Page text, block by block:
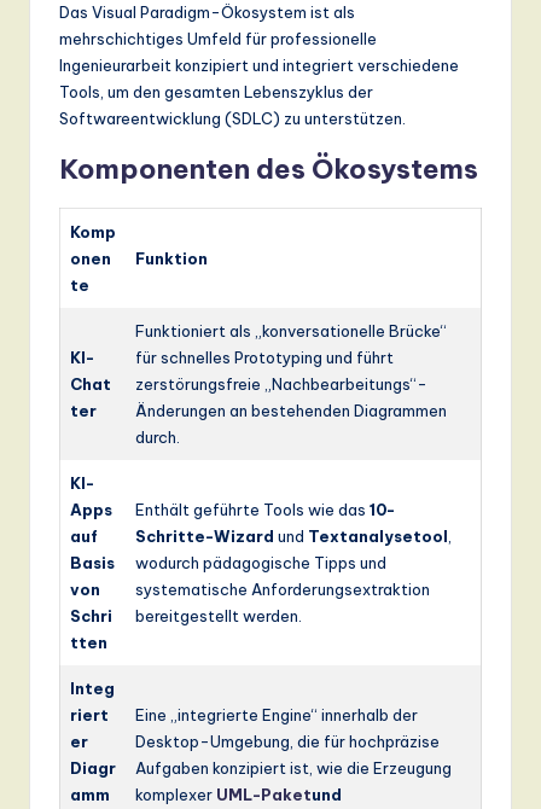
Das Visual Paradigm-Ökosystem ist als
mehrschichtiges Umfeld für professionelle
Ingenieurarbeit konzipiert und integriert verschiedene
Tools, um den gesamten Lebenszyklus der
Softwareentwicklung (SDLC) zu unterstützen.
Komponenten des Ökosystems
Komp
onen
te
Funktion
KI-
Chat
ter
Funktioniert als „konversationelle Brücke“
für schnelles Prototyping und führt
zerstörungsfreie „Nachbearbeitungs“-
Änderungen an bestehenden Diagrammen
durch.
KI-
Apps
auf
Basis
von
Schri
tten
Enthält geführte Tools wie das 10-
Schritte-Wizard und Textanalysetool
wodurch pädagogische Tipps und
systematische Anforderungsextraktion
bereitgestellt werden.
Integ
riert
er
Diagr
amm
Eine „integrierte Engine“ innerhalb der
Desktop-Umgebung, die für hochpräzise
Aufgaben konzipiert ist, wie die Erzeugung
komplexer UML-Paketund